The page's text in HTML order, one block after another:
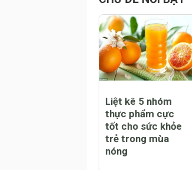
CHỦ ĐỀ NỔI BẬT
Liệt kê 5 nhóm